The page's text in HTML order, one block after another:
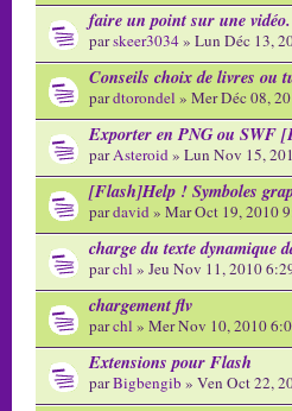
faire un point sur une vidéo.
parskeer3034» Lun Déc 13,
Conseils choix de livres ou
pardtorondel » Mer Déc 08,
Exporter en PNG ou
parAsteroid» Lun Nov 15,
[Flash]Help ! Symboles
pardavid» Mar Oct 19, 2010
charge du texte dynamique
parchl » Jeu Nov 11, 2010
chargement flv
parchl » Mer Nov 10, 2010
Extensions pour Flash
parBigbengib » Ven Oct 22,